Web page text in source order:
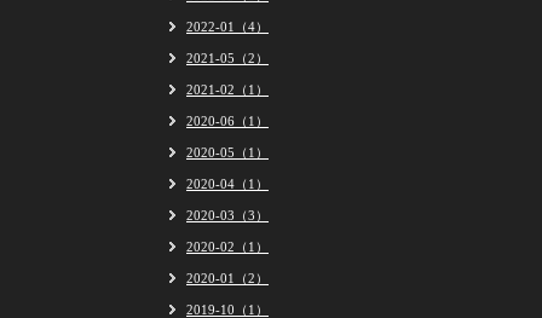
2022-01（4）
2021-05（2）
2021-02（1）
2020-06（1）
2020-05（1）
2020-04（1）
2020-03（3）
2020-02（1）
2020-01（2）
2019-10（1）